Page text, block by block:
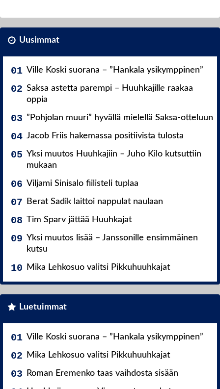
Uusimmat
Ville Koski suorana – ”Hankala ysikymppinen”
Saksa astetta parempi – Huuhkajille raakaa
oppia
”Pohjolan muuri” hyvällä mielellä Saksa-otteluun
Jacob Friis hakemassa positiivista tulosta
Yksi muutos Huuhkajiin – Juho Kilo kutsuttiin
mukaan
Viljami Sinisalo fiilisteli tuplaa
Berat Sadik laittoi nappulat naulaan
Tim Sparv jättää Huuhkajat
Yksi muutos lisää – Janssonille ensimmäinen
kutsu
Mika Lehkosuo valitsi Pikkuhuuhkajat
Luetuimmat
Ville Koski suorana – ”Hankala ysikymppinen”
Mika Lehkosuo valitsi Pikkuhuuhkajat
Roman Eremenko taas vaihdosta sisään